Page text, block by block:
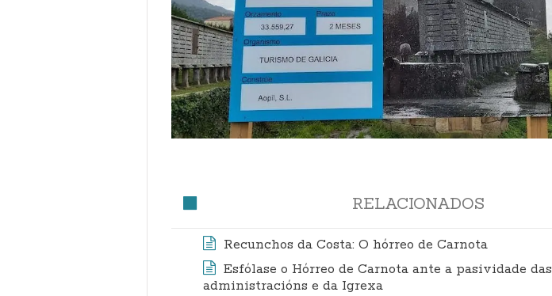
RELACIONADOS
Recunchos da Costa: O hórreo de Carnota
Esfólase o Hórreo de Carnota ante a pasividade das
administracións e da Igrexa